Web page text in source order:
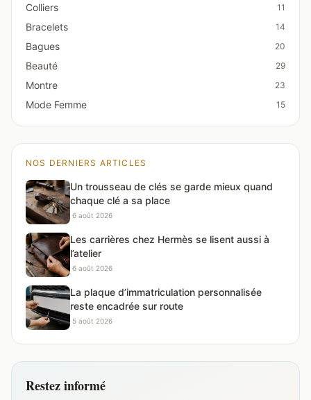
Colliers 11
Bracelets 14
Bagues 20
Beauté 29
Montre 23
Mode Femme 15
NOS DERNIERS ARTICLES
Un trousseau de clés se garde mieux quand
chaque clé a sa place
·6 août 2026
Les carrières chez Hermès se lisent aussi à
l’atelier
·6 août 2026
La plaque d’immatriculation personnalisée
reste encadrée sur route
·5 août 2026
Restez informé